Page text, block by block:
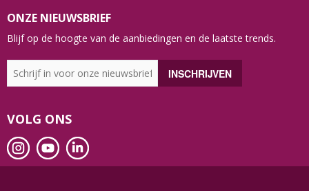
ONZE NIEUWSBRIEF
Blijf op de hoogte van de aanbiedingen en de laatste trends.
VOLG ONS